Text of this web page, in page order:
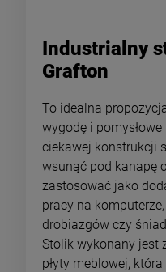
Industrialny
Grafton
To idealna
wygodę i
ciekawej konstrukcji
wsunąć pod kanapę
zastosować jako
pracy na
drobiazgów czy
Stolik wykonany jest
płyty meblowej,